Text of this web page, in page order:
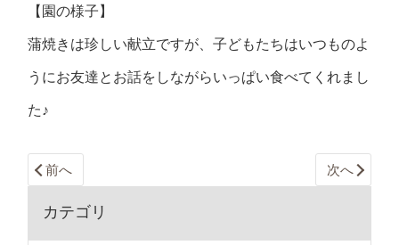
【園の様子】
蒲焼きは珍しい献立ですが、子どもたちはいつものよ
うにお友達とお話をしながらいっぱい食べてくれまし
た♪
前へ 次へ
カテゴリ